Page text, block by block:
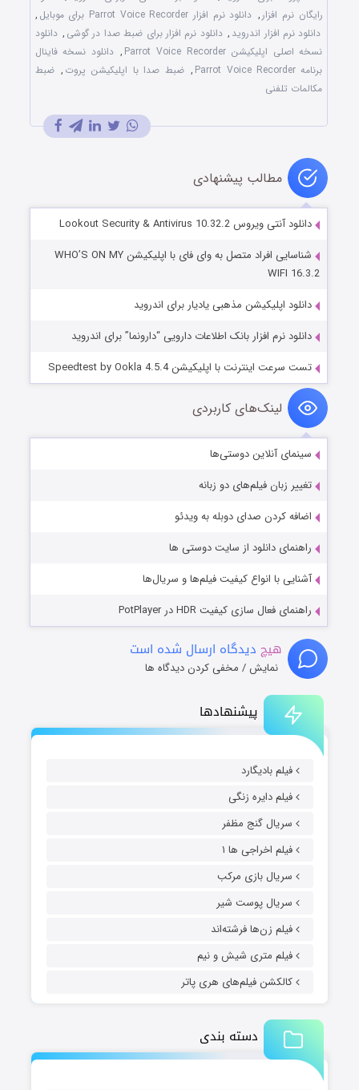
پیشنهادها
فیلم بادیگارد
فیلم دایره زنگی
سریال گنج مظفر
فیلم اخراجی ها ۱
سریال بازی مرکب
سریال پوست شیر
فیلم زن‌ها فرشته‌اند
فیلم متری شیش و نیم
کالکشن فیلم‌های هری پاتر
دسته بندی
رایگان نرم افزار , دانلود نرم افزار Parrot Voice Recorder برای موبایل
,
دانلود نرم افزار اندروید , دانلود نرم افزار برای ضبط صدا در گوشی , دانلود
نسخه اصلی اپلیکیشن Parrot Voice Recorder
, دانلود نسخه فاینال
برنامه Parrot Voice Recorder
, ضبط صدا با اپلیکیشن پروت , ضبط
مکالمات تلفنی
مطالب پیشنهادی
دانلود آنتی ویروس Lookout Security & Antivirus 10.32.2
شناسایی افراد متصل به وای فای با اپلیکیشن WHO’S ON MY
WIFI 16.3.2
دانلود اپلیکیشن مذهبی یادیار برای اندروید
دانلود نرم افزار بانک اطلاعات دارویی “دارونما” برای اندروید
تست سرعت اینترنت با اپلیکیشن Speedtest by Ookla 4.5.4
لینک‌های کاربردی
سینمای آنلاین دوستی‌ها
تغییر زبان فیلم‌های دو زبانه
اضافه کردن صدای دوبله به ویدئو
راهنمای دانلود از سایت دوستی ها
آشنایی با انواع کیفیت فیلم‌ها و سریال‌ها
راهنمای فعال سازی کیفیت HDR در PotPlayer
هیچ دیدگاه ارسال شده است
نمایش / مخفی کردن دیدگاه ها